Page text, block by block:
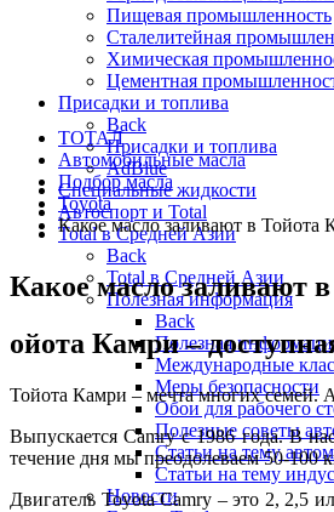
Пищевая промышленность
Сталелитейная
Химическая
Цементная
Присадки и топлива
Back
Присадки и топлива
AdBlue
Специальные жидкости
Автоспорт и Total
Total в Средней Азии
Back
Total в Средней Азии
Полезная информация
Back
Полезная
Международные
Меры безопасности
Обои для рабочего
Полезные советы
Статьи на тему
Статьи на тему
Новости
ТОТАЛ
Автомобильные масла
Подбор масла
Toyota
Какое масло заливают в Тойота
Какое масло заливают
ойота Камри –
Тойота Камри – мечта многих
Выпускается Camry с 1986 года. В
течение дня мы преодолеваем 50-100
Двигатель Toyota Camry – это 2, 2,5